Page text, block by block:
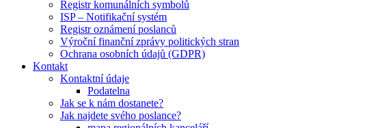
Registr komunálních symbolů
ISP – Notifikační systém
Registr oznámení poslanců
Výroční finanční zprávy politických stran
Ochrana osobních údajů (GDPR)
Kontakt
Kontaktní údaje
Podatelna
Jak se k nám dostanete?
Jak najdete svého poslance?